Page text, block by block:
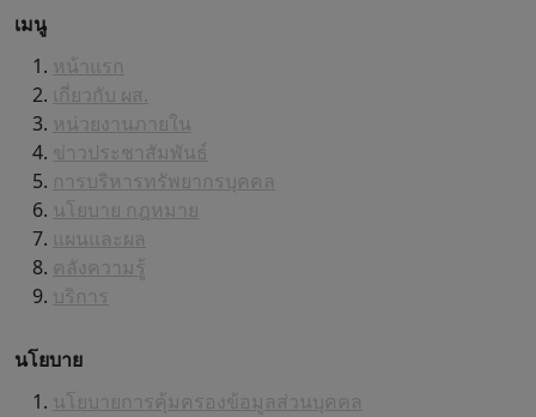
เมนู
หน้าแรก
เกี่ยวกับ ผส.
หน่วยงานภายใน
ข่าวประชาสัมพันธ์
การบริหารทรัพยากรบุคคล
นโยบาย กฎหมาย
แผนและผล
คลังความรู้
บริการ
นโยบาย
นโยบายการคุ้มครองข้อมูลส่วนบุคคล